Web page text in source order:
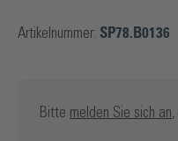
Artikelnummer: SP78.B0136
Bitte melden Sie sich an